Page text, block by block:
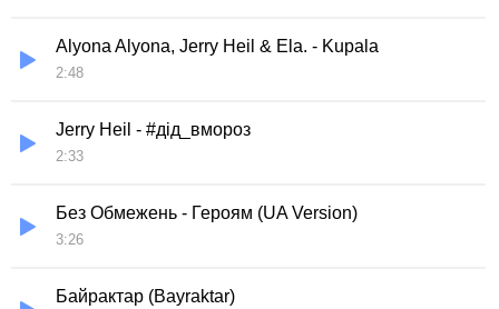
Alyona Alyona, Jerry Heil & Ela. - Kupala
2:48
Jerry Heil - #дід_вмороз
2:33
Без Обмежень - Героям (UA Version)
3:26
Байрактар (Bayraktar)